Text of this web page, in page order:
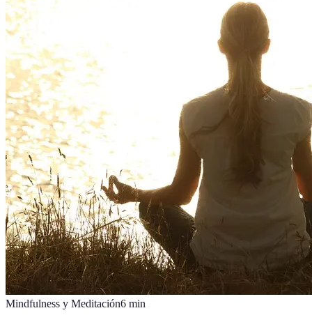
Mindfulness y Meditación6 min